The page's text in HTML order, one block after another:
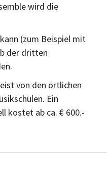
wird die
(zum Beispiel mit
der dritten
von den örtlichen
Ein
kostet ab ca. € 600.-